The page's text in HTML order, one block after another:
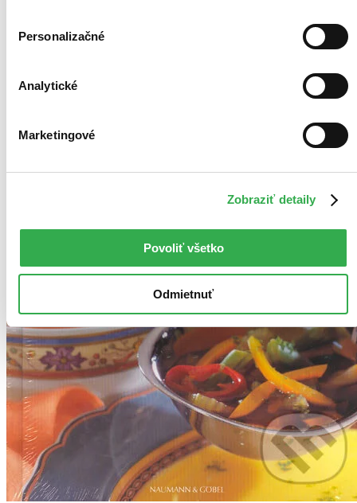
Personalizačné
Analytické
Marketingové
Zobraziť detaily
Povoliť všetko
Odmietnuť